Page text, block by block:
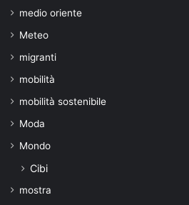
medio oriente
Meteo
migranti
mobilità
mobilità sostenibile
Moda
Mondo
Cibi
mostra